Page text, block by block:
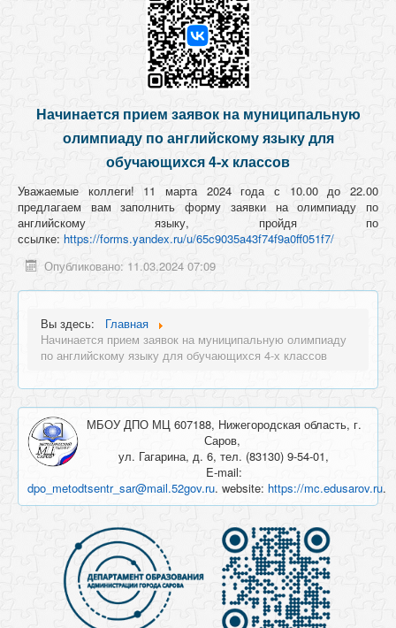
Начинается прием заявок на муниципальную
олимпиаду по английскому языку для
обучающихся 4-х классов
Уважаемые коллеги! 11 марта 2024 года с 10.00 до 22.00
предлагаем вам заполнить форму заявки на олимпиаду по
английскому языку, пройдя по
ссылке: https://forms.yandex.ru/u/65c9035a43f74f9a0ff051f7/
Опубликовано: 11.03.2024 07:09
Вы здесь:
Главная
Начинается прием заявок на муниципальную олимпиаду
по английскому языку для обучающихся 4-х классов
МБОУ ДПО МЦ 607188, Нижегородская область, г.
Саров,
ул. Гагарина, д. 6, тел. (83130) 9-54-01,
E-mail:
dpo_metodtsentr_sar@mail.52gov.ru. website: https://mc.edusarov.ru.